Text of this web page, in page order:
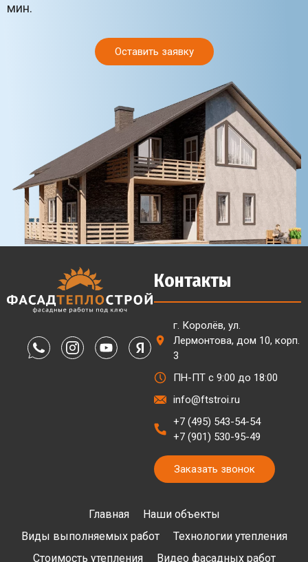
мин.
Оставить заявку
Главная
Наши объекты
Виды выполняемых работ
Технологии утепления
Стоимость утепления
Видео фасадных работ
Контакты
г. Королёв, ул.
Лермонтова, дом 10, корп.
3
ПН-ПТ с 9:00 до 18:00
info@ftstroi.ru
+7 (495) 543-54-54
+7 (901) 530-95-49
Заказать звонок